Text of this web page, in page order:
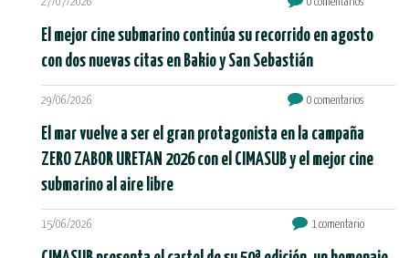
27/07/2026 0 comentarios
El mejor cine submarino continúa su recorrido en agosto
con dos nuevas citas en Bakio y San Sebastián
29/06/2026 0 comentarios
El mar vuelve a ser el gran protagonista en la campaña
ZERO ZABOR URETAN 2026 con el CIMASUB y el mejor cine
submarino al aire libre
15/06/2026 1 comentario